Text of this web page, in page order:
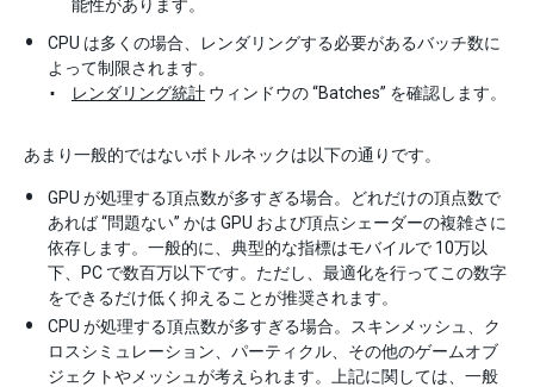
能性があります。
CPU は多くの場合、レンダリングする必要があるバッチ数に
よって制限されます。
レンダリング統計 ウィンドウの “Batches” を確認します。
あまり一般的ではないボトルネックは以下の通りです。
GPU が処理する頂点数が多すぎる場合。どれだけの頂点数で
あれば “問題ない” かは GPU および頂点シェーダーの複雑さに
依存します。一般的に、典型的な指標はモバイルで 10万以
下、PC で数百万以下です。ただし、最適化を行ってこの数字
をできるだけ低く抑えることが推奨されます。
CPU が処理する頂点数が多すぎる場合。スキンメッシュ、ク
ロスシミュレーション、パーティクル、その他のゲームオブ
ジェクトやメッシュが考えられます。上記に関しては、一般